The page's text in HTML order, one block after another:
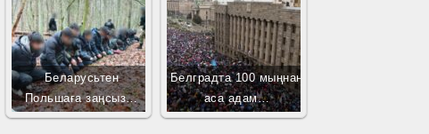
Беларусьтен
Польшаға заңсыз…
Белградта 100 мыңнан
аса адам…